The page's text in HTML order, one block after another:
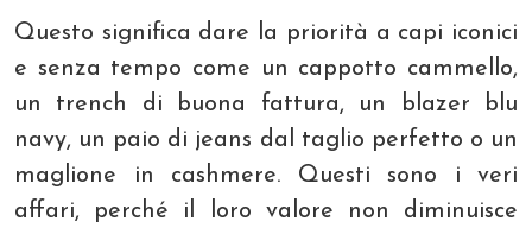
Questo significa dare la priorità a capi iconici
e senza tempo come un cappotto cammello,
un trench di buona fattura, un blazer blu
navy, un paio di jeans dal taglio perfetto o un
maglione in cashmere. Questi sono i veri
affari, perché il loro valore non diminuisce